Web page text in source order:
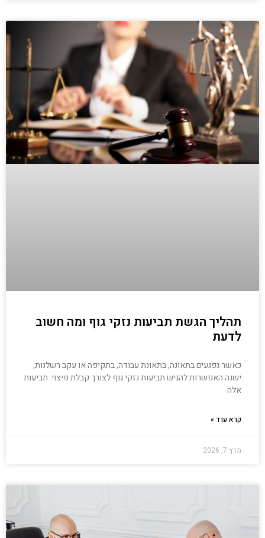
תהליך הגשת תביעות נזקי גוף ומה חשוב
לדעת
כאשר נפגעים בתאונה, בתאונת עבודה, בתקיפה או עקב רשלנות,
ישנה האפשרות להגיש תביעות נזקי גוף לצורך קבלת פיצוי. תביעות
אלה
קרא עוד »
מרץ 7, 2026